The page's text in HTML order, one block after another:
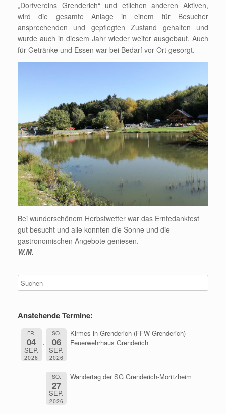
„Dorfvereins Grenderich“ und etlichen anderen Aktiven,
wird die gesamte Anlage in einem für Besucher
ansprechenden und gepflegten Zustand gehalten und
wurde auch in diesem Jahr wieder weiter ausgebaut. Auch
für Getränke und Essen war bei Bedarf vor Ort gesorgt.
Bei wunderschönem Herbstwetter war das Erntedankfest
gut besucht und alle konnten die Sonne und die
gastronomischen Angebote geniesen.
W.M.
Anstehende Termine:
FR.
04
SEP.
2026
SO.
06
SEP.
2026
Kirmes in Grenderich (FFW Grenderich)
Feuerwehrhaus Grenderich
SO.
27
SEP.
2026
Wandertag der SG Grenderich-Moritzheim